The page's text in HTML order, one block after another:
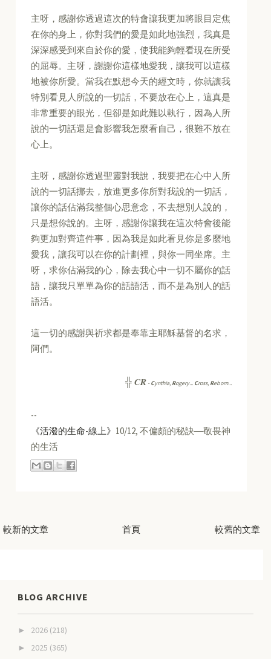
主呀，感謝你透過這次的特會讓我更加將眼目定焦
在你的身上，你對我們的愛是如此地強烈，我真是
深深感受到來自於你的愛，使我能夠輕看現在所受
的屈辱。主呀，謝謝你這樣地愛我，讓我可以這樣
地被你所愛。當我在默想今天的經文時，你就讓我
特別看見人所說的一切話，不要放在心上，這真是
非常重要的眼光，但卻是如此難以執行，因為人所
說的一切話還是會影響我怎麼看自己，很難不放在
心上。
主呀，感謝你透過聖靈對我說，我要把在心中人所
說的一切話挪去，放進更多你所對我說的一切話，
讓你的話佔滿我整個心思意念，不去想別人說的，
只是想你說的。主呀，感謝你讓我在這次特會後能
夠更加對齊這件事，因為我是如此看見你是多麼地
愛我，讓我可以在你的計劃裡，與你一同坐席。主
呀，求你佔滿我的心，除去我心中一切不屬你的話
語，讓我只單單為你的話語活，而不是為別人的話
語活。
這一切的感謝與祈求都是奉靠主耶穌基督的名求，
阿們。
╬CR -Cynthia, Rogery... Cross, Reborn...
--
《活潑的生命-線上》 10/12, 不偏頗的秘訣―敬畏神
的生活
較新的文章 較舊的文章
首頁
BLOG ARCHIVE
► 2026 (218)
► 2025 (365)